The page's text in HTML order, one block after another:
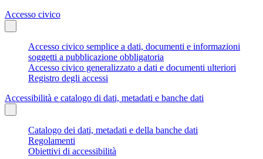
Accesso civico
Accesso civico semplice a dati, documenti e informazioni
soggetti a pubblicazione obbligatoria
Accesso civico generalizzato a dati e documenti ulteriori
Registro degli accessi
Accessibilità e catalogo di dati, metadati e banche dati
Catalogo dei dati, metadati e della banche dati
Regolamenti
Obiettivi di accessibilità